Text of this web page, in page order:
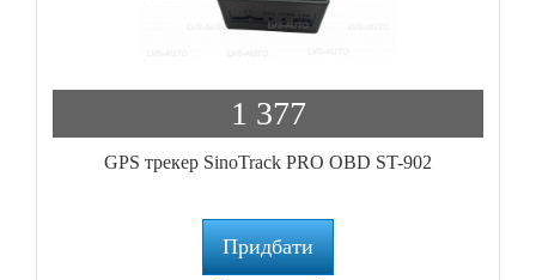
1 377
GPS трекер SinoTrack PRO OBD ST-902
Придбати